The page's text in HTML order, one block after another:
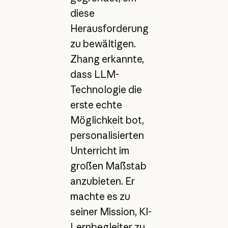
diese
Herausforderung
zu bewältigen.
Zhang erkannte,
dass LLM-
Technologie die
erste echte
Möglichkeit bot,
personalisierten
Unterricht im
großen Maßstab
anzubieten. Er
machte es zu
seiner Mission, KI-